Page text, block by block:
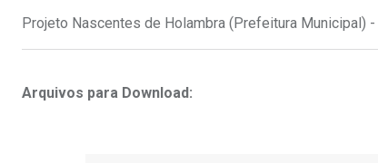
Projeto Nascentes de Holambra (Prefeitura Municipal) -
Arquivos para Download: